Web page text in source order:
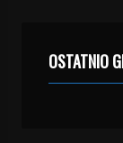
OSTATNIO